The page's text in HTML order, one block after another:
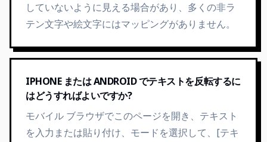
していないように見える場合があり、多くの非ラ
テン文字や絵文字にはマッピングがありません。
IPHONE または ANDROID でテキストを反転するに
はどうすればよいですか?
モバイル ブラウザでこのページを開き、テキスト
を入力または貼り付け、モードを選択して、[テキ